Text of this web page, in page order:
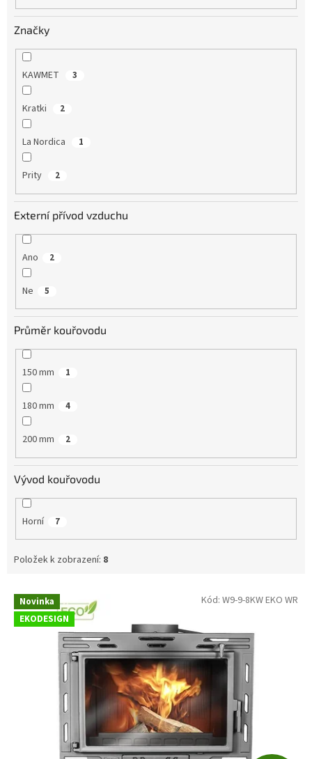
Značky
KAWMET 3
Kratki 2
La Nordica 1
Prity 2
Externí přívod vzduchu
Ano 2
Ne 5
Průměr kouřovodu
150 mm 1
180 mm 4
200 mm 2
Vývod kouřovodu
Horní 7
Položek k zobrazení: 8
V
p
Novinka
EKODESIGN
Kód: W9-9-8KW EKO WR